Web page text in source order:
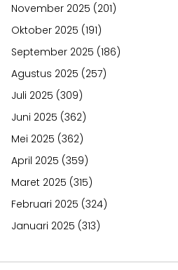
November 2025 (201)
Oktober 2025 (191)
September 2025 (186)
Agustus 2025 (257)
Juli 2025 (309)
Juni 2025 (362)
Mei 2025 (362)
April 2025 (359)
Maret 2025 (315)
Februari 2025 (324)
Januari 2025 (313)